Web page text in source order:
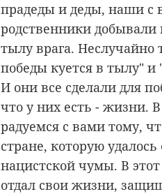
прадеды и деды, наши с
родственники
тылу врага. Неслучайно
победы куется в тылу" и
И они все сделали для
что у них есть - жизни.
радуемся с вами тому,
стране, которую
нацистской чумы. В
отдал свои жизни,